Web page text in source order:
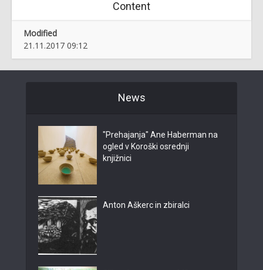
Content
Modified
21.11.2017 09:12
News
"Prehajanja" Ane Haberman na
ogled v Koroški osrednji
knjižnici
Anton Aškerc in zbiralci